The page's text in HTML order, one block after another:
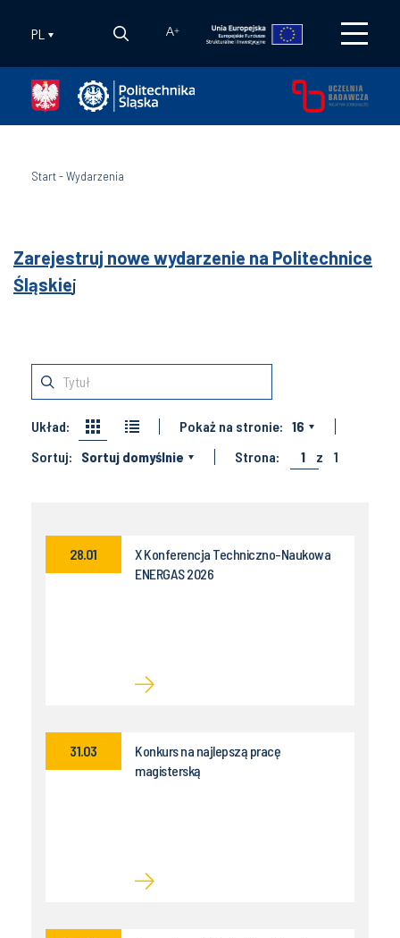
PL A+
Start-Wydarzenia
Zarejestruj nowe wydarzenie na Politechnice
Śląskiej
Układ: Pokaż na stronie: 16
Sortuj:
Sortuj domyślnie Strona: 1 z 1
X Konferencja Techniczno-Naukowa
ENERGAS 2026
28.01
Konkurs na najlepszą pracę
magisterską
31.03